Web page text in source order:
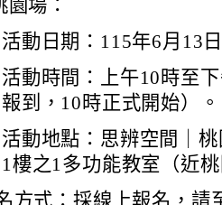
園場：
活動日期：115年6月13
活動時間：上午10時至
報到，10時正式開始）
活動地點：思辨空間｜
1樓之1多功能教室（近
方式：採線上報名，請